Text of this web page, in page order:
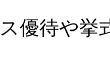
優待や挙